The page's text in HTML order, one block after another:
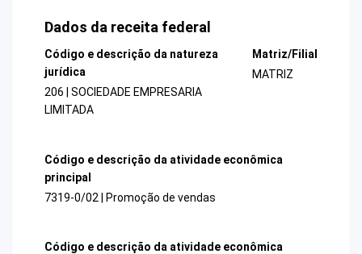
Dados da receita federal
Código e descrição da natureza
jurídica
206 | SOCIEDADE EMPRESARIA
LIMITADA
Matriz/Filial
MATRIZ
Código e descrição da atividade econômica
principal
7319-0/02 | Promoção de vendas
Código e descrição da atividade econômica